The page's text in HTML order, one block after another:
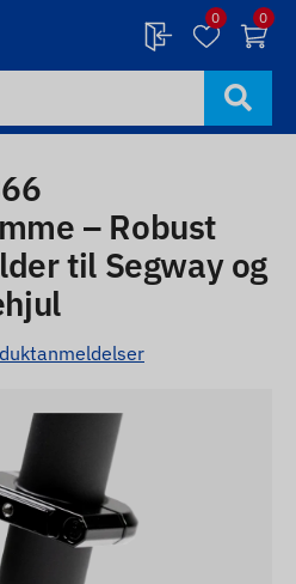
0 0
– Robust
til Segway og